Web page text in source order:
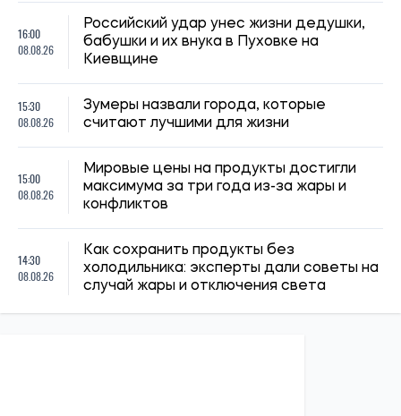
16:00
08.08.26
Российский удар унес жизни дедушки,
бабушки и их внука в Пуховке на
Киевщине
15:30
08.08.26
Зумеры назвали города, которые
считают лучшими для жизни
15:00
08.08.26
Мировые цены на продукты достигли
максимума за три года из-за жары и
конфликтов
14:30
08.08.26
Как сохранить продукты без
холодильника: эксперты дали советы на
случай жары и отключения света